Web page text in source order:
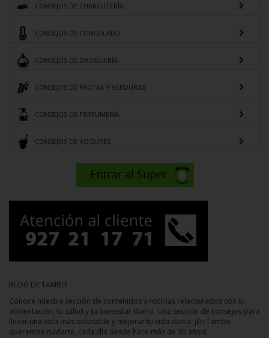
CONSEJOS DE CHARCUTERÍA
CONSEJOS DE CONGELADO
CONSEJOS DE DROGUERÍA
CONSEJOS DE FRUTAS Y VERDURAS
CONSEJOS DE PERFUMERÍA
CONSEJOS DE YOGURES
BLOG DE TAMBO
Conoce nuestra sección de contenidos y noticias relacionados con tu
alimentación, tu salud y tu bienestar diario. Una sección de consejos para
llevar una vida más saludable y mejorar tu vida diaria. ¡En Tambo
queremos cuidarte, cada día desde hace más de 30 años!